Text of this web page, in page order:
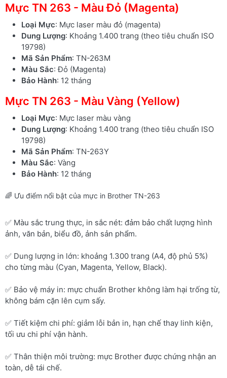
Mực TN 263 - Màu Đỏ (Magenta)
Loại Mực: Mực laser màu đỏ (magenta)
Dung Lượng: Khoảng 1.400 trang (theo tiêu chuẩn ISO
19798)
Mã Sản Phẩm: TN-263M
Màu Sắc: Đỏ (Magenta)
Bảo Hành: 12 tháng
Mực TN 263 - Màu Vàng (Yellow)
Loại Mực: Mực laser màu vàng
Dung Lượng: Khoảng 1.400 trang (theo tiêu chuẩn ISO
19798)
Mã Sản Phẩm: TN-263Y
Màu Sắc: Vàng
Bảo Hành: 12 tháng
🌈 Ưu điểm nổi bật của mực in Brother TN-263
✅ Màu sắc trung thực, in sắc nét: đảm bảo chất lượng hình
ảnh, văn bản, biểu đồ, ảnh sản phẩm.
✅ Dung lượng in lớn: khoảng 1.300 trang (A4, độ phủ 5%)
cho từng màu (Cyan, Magenta, Yellow, Black).
✅ Bảo vệ máy in: mực chuẩn Brother không làm hại trống từ,
không bám cặn lên cụm sấy.
✅ Tiết kiệm chi phí: giảm lỗi bản in, hạn chế thay linh kiện,
tối ưu chi phí vận hành.
✅ Thân thiện môi trường: mực Brother được chứng nhận an
toàn, dễ tái chế.